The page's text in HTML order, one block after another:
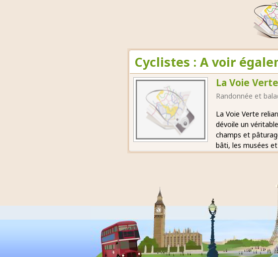
Cyclistes : A voir
La Voie Verte
Randonnée et
La Voie Verte
dévoile un
champs et
bâti, les musées